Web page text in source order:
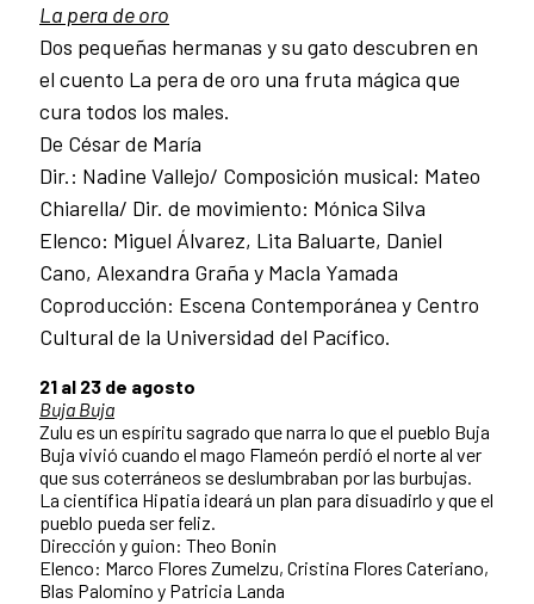
La pera de oro
Dos pequeñas hermanas y su gato descubren en
el cuento La pera de oro una fruta mágica que
cura todos los males.
De César de María
Dir.: Nadine Vallejo/ Composición musical: Mateo
Chiarella/ Dir. de movimiento: Mónica Silva
Elenco: Miguel Álvarez, Lita Baluarte, Daniel
Cano, Alexandra Graña y Macla Yamada
Coproducción: Escena Contemporánea y Centro
Cultural de la Universidad del Pacífico.
21 al 23 de agosto
Buja Buja
Zulu es un espíritu sagrado que narra lo que el pueblo Buja
Buja vivió cuando el mago Flameón perdió el norte al ver
que sus coterráneos se deslumbraban por las burbujas.
La científica Hipatia ideará un plan para disuadirlo y que el
pueblo pueda ser feliz.
Dirección y guion: Theo Bonin
Elenco: Marco Flores Zumelzu, Cristina Flores Cateriano,
Blas Palomino y Patricia Landa